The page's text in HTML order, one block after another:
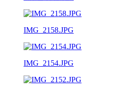
IMG_2158.JPG
IMG_2154.JPG